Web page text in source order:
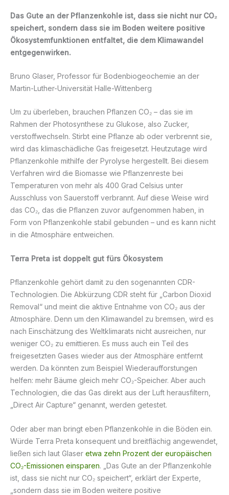
Das Gute an der Pflanzenkohle ist, dass sie nicht nur CO₂
speichert, sondern dass sie im Boden weitere positive
Ökosystemfunktionen entfaltet, die dem Klimawandel
entgegenwirken.
Bruno Glaser, Professor für Bodenbiogeochemie an der
Martin-Luther-Universität Halle-Wittenberg
Um zu überleben, brauchen Pflanzen CO₂ – das sie im
Rahmen der Photosynthese zu Glukose, also Zucker,
verstoffwechseln. Stirbt eine Pflanze ab oder verbrennt sie,
wird das klimaschädliche Gas freigesetzt. Heutzutage wird
Pflanzenkohle mithilfe der Pyrolyse hergestellt. Bei diesem
Verfahren wird die Biomasse wie Pflanzenreste bei
Temperaturen von mehr als 400 Grad Celsius unter
Ausschluss von Sauerstoff verbrannt. Auf diese Weise wird
das CO₂, das die Pflanzen zuvor aufgenommen haben, in
Form von Pflanzenkohle stabil gebunden – und es kann nicht
in die Atmosphäre entweichen.
Terra Preta ist doppelt gut fürs Ökosystem
Pflanzenkohle gehört damit zu den sogenannten CDR-
Technologien. Die Abkürzung CDR steht für „Carbon Dioxid
Removal“ und meint die aktive Entnahme von CO₂ aus der
Atmosphäre. Denn um den Klimawandel zu bremsen, wird es
nach Einschätzung des Weltklimarats nicht ausreichen, nur
weniger CO₂ zu emittieren. Es muss auch ein Teil des
freigesetzten Gases wieder aus der Atmosphäre entfernt
werden. Da könnten zum Beispiel Wiederaufforstungen
helfen: mehr Bäume gleich mehr CO₂-Speicher. Aber auch
Technologien, die das Gas direkt aus der Luft herausfiltern,
„Direct Air Capture“ genannt, werden getestet.
Oder aber man bringt eben Pflanzenkohle in die Böden ein.
Würde Terra Preta konsequent und breitflächig angewendet,
ließen sich laut Glaser etwa zehn Prozent der europäischen
CO₂-Emissionen einsparen. „Das Gute an der Pflanzenkohle
ist, dass sie nicht nur CO₂ speichert“, erklärt der Experte,
„sondern dass sie im Boden weitere positive